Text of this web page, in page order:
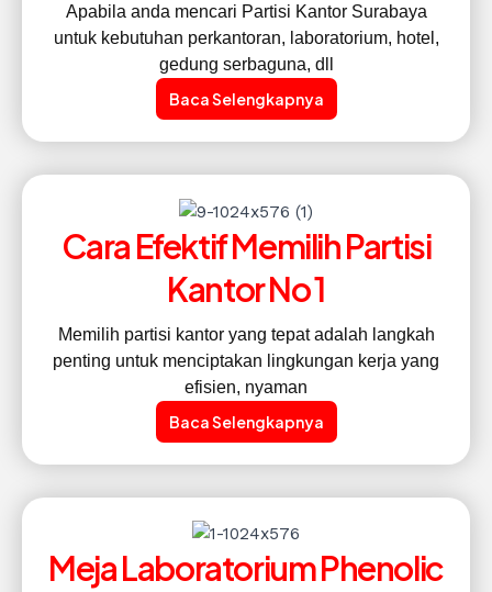
Apabila anda mencari Partisi Kantor Surabaya
untuk kebutuhan perkantoran, laboratorium, hotel,
gedung serbaguna, dll
Baca Selengkapnya
Cara Efektif Memilih Partisi
Kantor No 1
Memilih partisi kantor yang tepat adalah langkah
penting untuk menciptakan lingkungan kerja yang
efisien, nyaman
Baca Selengkapnya
Meja Laboratorium Phenolic